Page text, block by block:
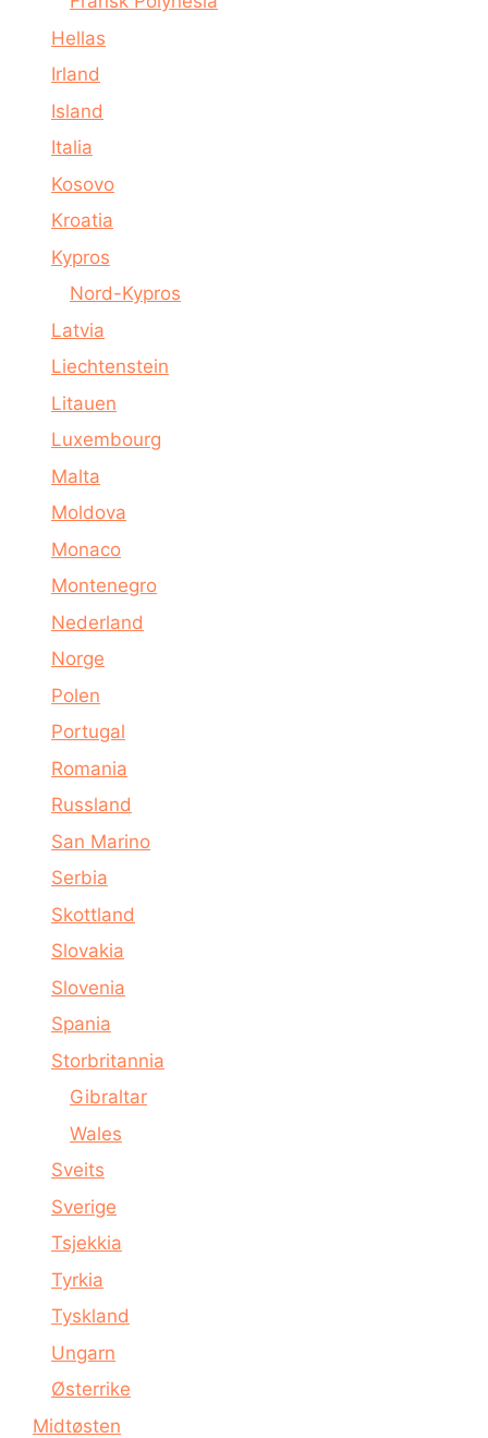
Hellas
Irland
Island
Italia
Kosovo
Kroatia
Kypros
Nord-Kypros
Latvia
Liechtenstein
Litauen
Luxembourg
Malta
Moldova
Monaco
Montenegro
Nederland
Norge
Polen
Portugal
Romania
Russland
San Marino
Serbia
Skottland
Slovakia
Slovenia
Spania
Storbritannia
Gibraltar
Wales
Sveits
Sverige
Tsjekkia
Tyrkia
Tyskland
Ungarn
Østerrike
Midtøsten